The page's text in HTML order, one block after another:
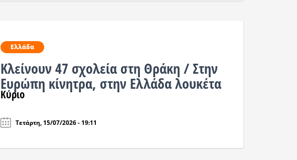
Ελλάδα
Κλείνουν 47 σχολεία στη Θράκη / Στην
Ευρώπη κίνητρα, στην Ελλάδα λουκέτα
Κύριο
Τετάρτη, 15/07/2026 - 19:11